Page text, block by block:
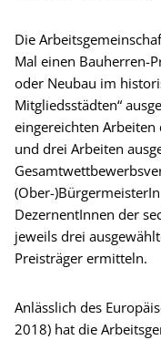
Die
Mal einen Bauherren-
oder Neubau im
Mitgliedsstädten“
eingereichten
und drei Arbeiten
(Ober-
DezernentInnen der
jeweils drei
Preisträger ermitteln.
Anlässlich des
2018) hat die